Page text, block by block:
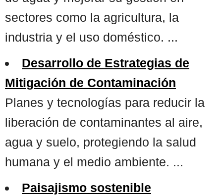
sectores como la agricultura, la
industria y el uso doméstico. ...
Desarrollo de Estrategias de
Mitigación de Contaminación
Planes y tecnologías para reducir la
liberación de contaminantes al aire,
agua y suelo, protegiendo la salud
humana y el medio ambiente. ...
Paisajismo sostenible